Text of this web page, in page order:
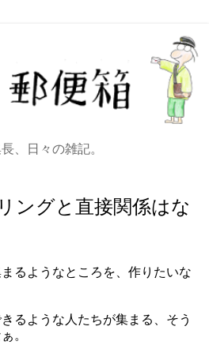
、日々の雑記。
ングと直接関係はな
るようなところを、作りたいな
るような人たちが集まる、そう
。